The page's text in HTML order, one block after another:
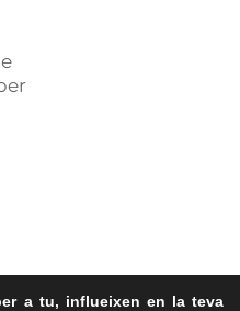
a tu, influeixen en la teva